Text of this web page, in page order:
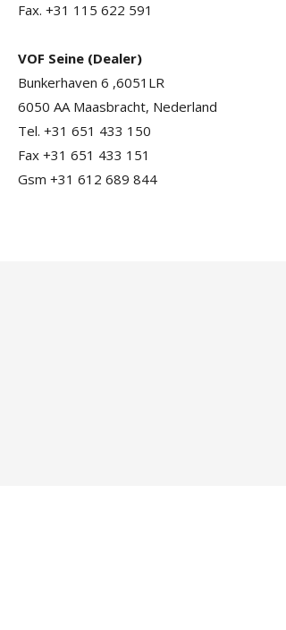
Fax. +31 115 622 591
VOF Seine (Dealer)
Bunkerhaven 6 ,6051LR
6050 AA Maasbracht, Nederland
Tel. +31 651 433 150
Fax +31 651 433 151
Gsm +31 612 689 844